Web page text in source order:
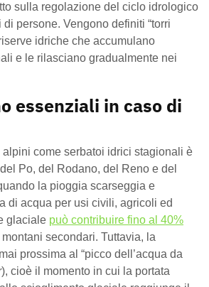
sulla regolazione del ciclo idrologico
persone. Vengono definiti “torri
idriche che accumulano
e le rilasciano gradualmente nei
essenziali in caso di
alpini come serbatoi idrici stagionali è
Po, del Rodano, del Reno e del
la pioggia scarseggia e
di acqua per usi civili, agricoli ed
glaciale può contribuire fino al 40%
secondari. Tuttavia, la
prossima al “picco dell’acqua da
), cioè il momento in cui la portata